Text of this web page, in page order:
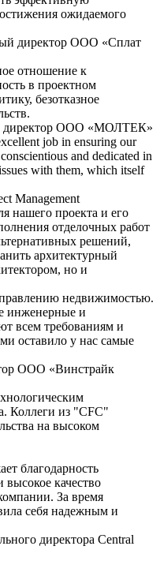
ожидаемого
директор ООО «Сплат
отношение к
в проектном
безотказное
директор ООО «МОЛТЕК»
job in ensuring our
and dedicated in
with them, which itself
Management
нашего проекта и его
отделочных работ
решений,
архитектурный
но и
недвижимостью.
инженерные и
всем требованиям и
оставило у нас самые
ООО «Винстрайк
Коллеги из "CFC"
на высоком
благодарность
качество
За время
себя надежным и
директора Central